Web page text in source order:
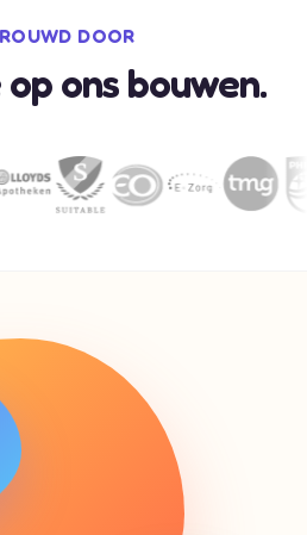
DOOR
ons bouwen.